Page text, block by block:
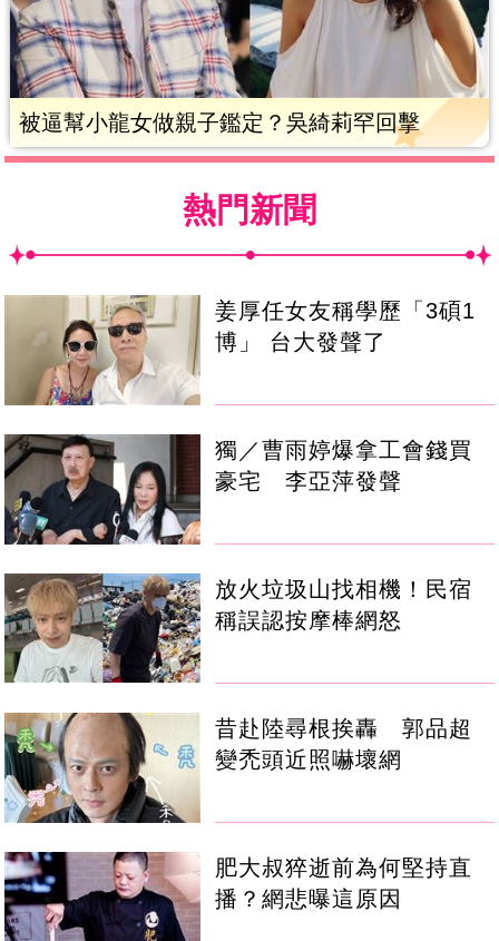
被逼幫小龍女做親子鑑定？吳綺莉罕回擊
熱門新聞
姜厚任女友稱學歷「3碩1
博」 台大發聲了
獨／曹雨婷爆拿工會錢買
豪宅 李亞萍發聲
放火垃圾山找相機！民宿
稱誤認按摩棒網怒
昔赴陸尋根挨轟 郭品超
變禿頭近照嚇壞網
肥大叔猝逝前為何堅持直
播？網悲曝這原因